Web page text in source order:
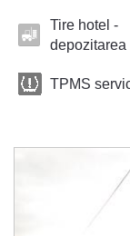
Tire hotel -
depozitarea
TPMS